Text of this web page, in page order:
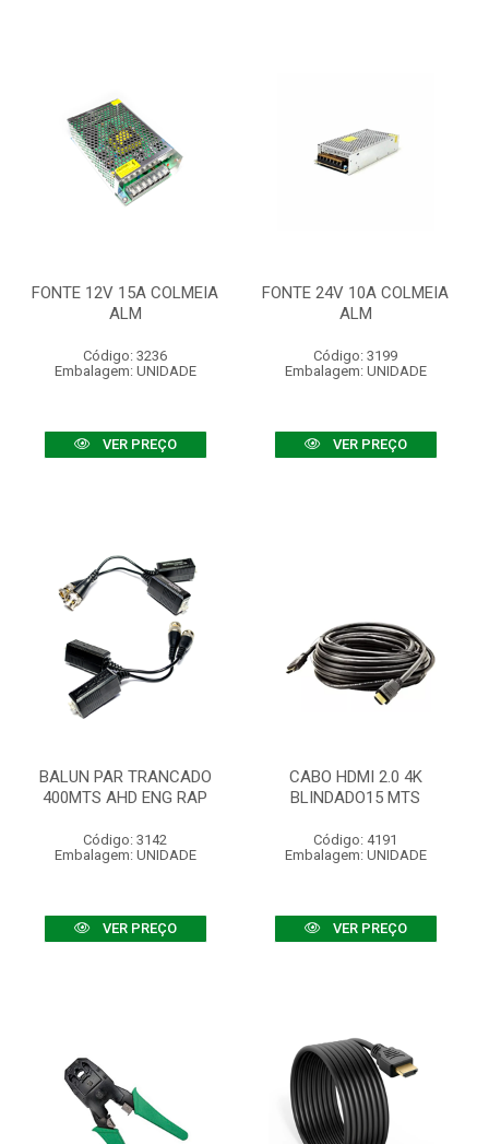
FONTE 12V 15A COLMEIA
ALM
Código: 3236
Embalagem: UNIDADE
VER PREÇO
FONTE 24V 10A COLMEIA
ALM
Código: 3199
Embalagem: UNIDADE
VER PREÇO
BALUN PAR TRANCADO
400MTS AHD ENG RAP
Código: 3142
Embalagem: UNIDADE
VER PREÇO
CABO HDMI 2.0 4K
BLINDADO15 MTS
Código: 4191
Embalagem: UNIDADE
VER PREÇO